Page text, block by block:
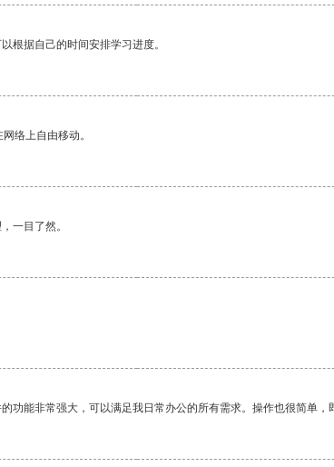
根据自己的时间安排学习进度。
络上自由移动。
一目了然。
能非常强大，可以满足我日常办公的所有需求。操作也很简单，